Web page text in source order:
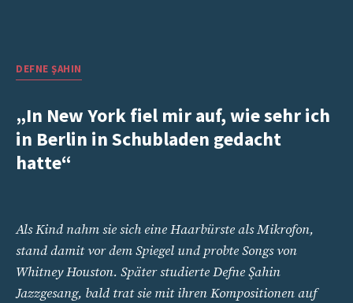
DEFNE ŞAHIN
„In New York fiel mir auf, wie sehr ich
in Berlin in Schubladen gedacht
hatte“
Als Kind nahm sie sich eine Haarbürste als Mikrofon,
stand damit vor dem Spiegel und probte Songs von
Whitney Houston. Später studierte Defne Şahin
Jazzgesang, bald trat sie mit ihren Kompositionen auf